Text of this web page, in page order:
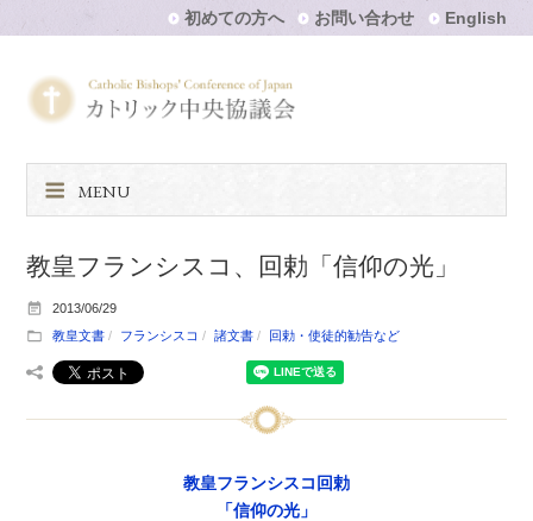
初めての方へ お問い合わせ English
MENU
教皇フランシスコ、回勅「信仰の光」
2013/06/29
教皇文書
フランシスコ 諸文書 回勅・使徒的勧告など
教皇フランシスコ回勅
「信仰の光」